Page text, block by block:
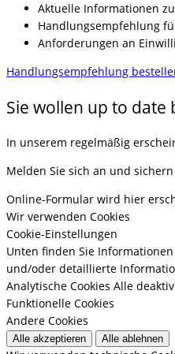
Aktuelle Informationen
Handlungsempfehlung
Anforderungen an
Handlungsempfehlung
Sie wollen up to date
In unserem regelmäßig
Melden Sie sich an und
Online-Formular wird hier
Wir verwenden Cookies
Cookie-Einstellungen
Unten finden Sie
und/oder detaillierte
Analytische Cookies Alle
Funktionelle Cookies
Andere Cookies
Alle akzeptieren Alle ablehnen